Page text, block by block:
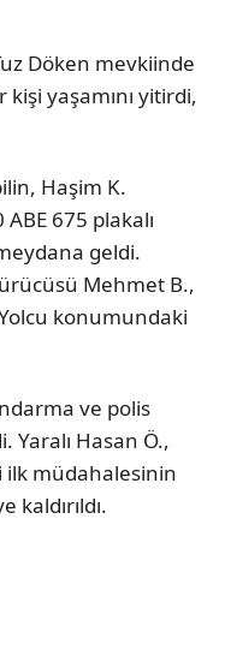
Döken mevkiinde
yaşamını yitirdi,
Haşim K.
675 plakalı
geldi.
Mehmet B.,
konumundaki
ve polis
Hasan Ö.,
ilk müdahalesinin